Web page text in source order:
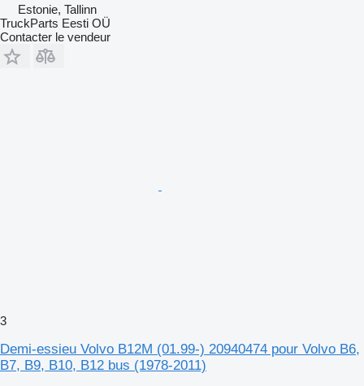
Estonie, Tallinn
TruckParts Eesti OÜ
Contacter le vendeur
3
Demi-essieu Volvo B12M (01.99-) 20940474 pour Volvo B6,
B7, B9, B10, B12 bus (1978-2011)